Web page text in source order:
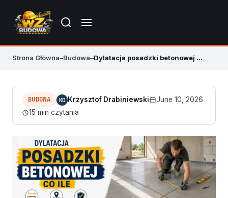
Strona Główna–Budowa– Dylatacja posadzki betonowej co ile – praktyczne zasady
BUDOWA KD Krzysztof Drabiniewski
June 10, 2026
15 min czytania